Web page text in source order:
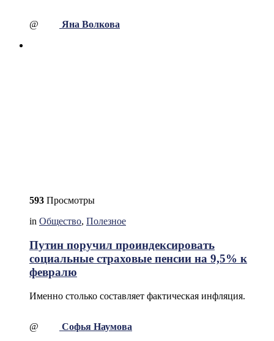
@ Яна Волкова
593 Просмотры
in Общество, Полезное
Путин поручил проиндексировать
социальные страховые пенсии на 9,5% к
февралю
Именно столько составляет фактическая инфляция.
@ Софья Наумова